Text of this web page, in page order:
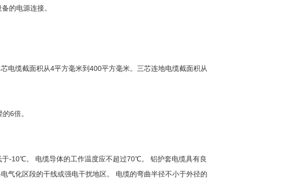
的电源连接。
电缆截面积从4平方毫米到400平方毫米。三芯连地电缆截面积从
6倍。
-10℃。 电缆导体的工作温度应不超过70℃。 铝护套电缆具有良
气化区段的干线或强电干扰地区。 电缆的弯曲半径不小于外径的